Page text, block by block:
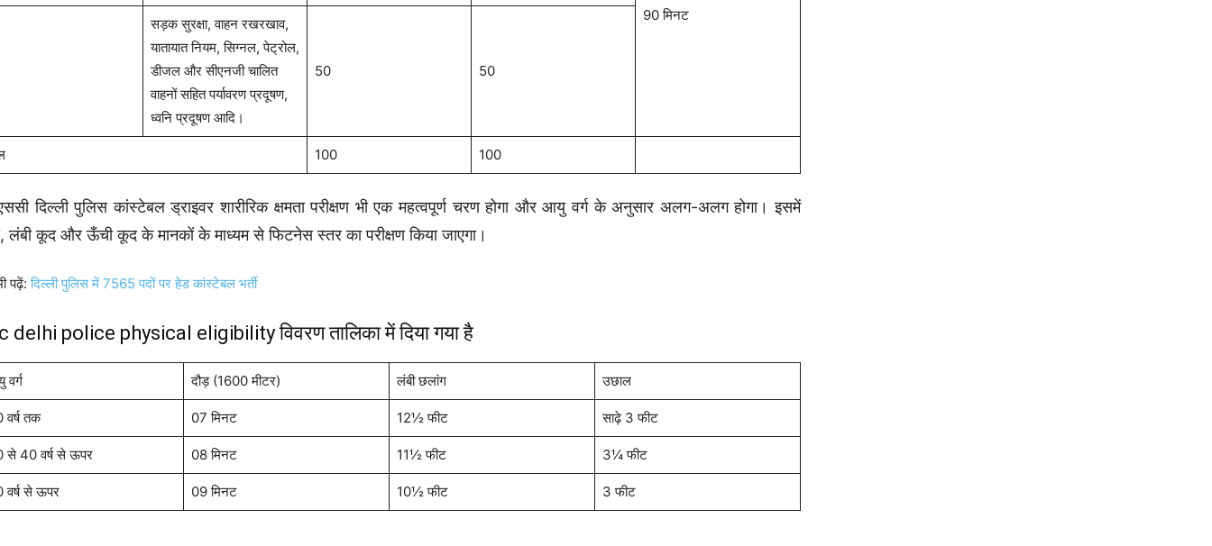
90 मिनट
सड़क सुरक्षा, वाहन रखरखाव,
यातायात नियम, सिग्नल, पेट्रोल,
डीजल और सीएनजी चालित
वाहनों सहित पर्यावरण प्रदूषण,
ध्वनि प्रदूषण आदि।
50 50
100 100
दिल्ली पुलिस कांस्टेबल ड्राइवर शारीरिक क्षमता परीक्षण भी एक महत्वपूर्ण चरण होगा और आयु वर्ग के अनुसार अलग-अलग होगा। इसमें
लंबी कूद और ऊँची कूद के मानकों के माध्यम से फिटनेस स्तर का परीक्षण किया जाएगा।
पढ़ें:दिल्ली पुलिस में 7565 पदों पर हेड कांस्टेबल भर्ती
delhi police physical eligibility विवरण तालिका में दिया गया है
दौड़ (1600 मीटर) लंबी छलांग उछाल
तक 07 मिनट 12½ फीट साढ़े 3 फीट
से 40 वर्ष से ऊपर 08 मिनट 11½ फीट 3¼ फीट
वर्ष से ऊपर 09 मिनट 10½ फीट 3 फीट